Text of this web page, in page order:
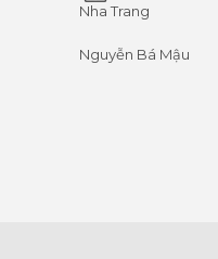
Nha Trang
Nguyễn Bá Mậu